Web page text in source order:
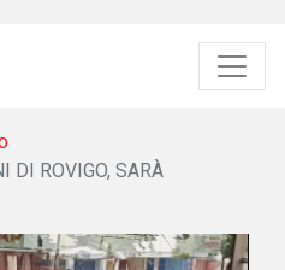
DI ROVIGO, SARÀ